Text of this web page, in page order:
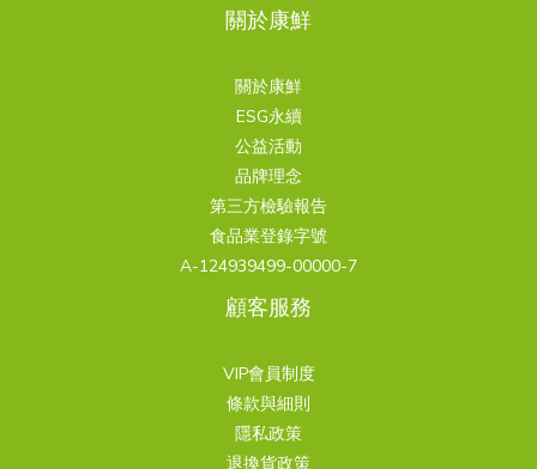
關於康鮮
關於康鮮
ESG永續
公益活動
品牌理念
第三方檢驗報告
食品業登錄字號
A-124939499-00000-7
顧客服務
VIP會員制度
條款與細則
隱私政策
退換貨政策